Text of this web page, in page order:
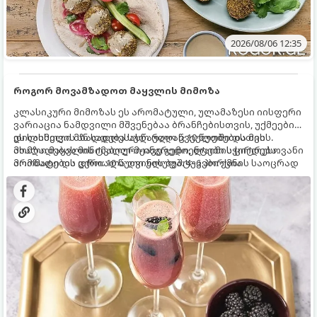
2026/08/06 12:35
როგორ მოვამზადოთ მაყვლის მიმოზა
კლასიკური მიმოზას ეს არომატული, ულამაზესი იისფერი
ვარიაცია ნამდვილი მშვენებაა ბრანჩებისთვის, უქმეების
დილისთვის ან სადღესასწაულო წვეულებებისთვის.
ახალი მაყვლის ტკბილ-მჟავე გემო, ლაიმის ციტრუსოვანი
არომატი და ცქრიალა ღვინის ბუშტუკები ქმნის საოცრად
დახვეწილ და მაგრილებელ კოქტეილს.
ეს სასმელი მზადდება სულ რაღაც 10 წუთში და მის
მომზადებას მინიმალური ინგრედიენტები სჭირდება.
მომზადების დრო: 10 წუთი ულუფა: 4–6 პორცია